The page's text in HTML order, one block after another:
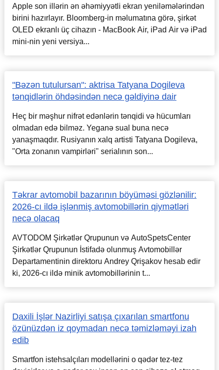
Apple son illərin ən əhəmiyyətli ekran yeniləmələrindən
birini hazırlayır. Bloomberg-in məlumatına görə, şirkət
OLED ekranlı üç cihazın - MacBook Air, iPad Air və iPad
mini-nin yeni versiya...
"Bəzən tutulursan": aktrisa Tatyana Dogileva
tənqidlərin öhdəsindən necə gəldiyinə dair
Heç bir məşhur nifrət edənlərin tənqidi və hücumları
olmadan edə bilməz. Yeganə sual buna necə
yanaşmaqdır. Rusiyanın xalq artisti Tatyana Dogileva,
"Orta zonanın vampirləri" serialının son...
Təkrar avtomobil bazarının böyüməsi gözlənilir:
2026-cı ildə işlənmiş avtomobillərin qiymətləri
necə olacaq
AVTODOM Şirkətlər Qrupunun və AutoSpetsCenter
Şirkətlər Qrupunun İstifadə olunmuş Avtomobillər
Departamentinin direktoru Andrey Qrişakov hesab edir
ki, 2026-cı ildə minik avtomobillərinin t...
Daxili İşlər Nazirliyi satışa çıxarılan smartfonu
özünüzdən iz qoymadan necə təmizləməyi izah
edib
Smartfon istehsalçıları modellərini o qədər tez-tez